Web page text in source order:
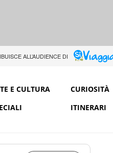
ALL’AUDIENCE DI
E CULTURA CURIOSITÀ
ITINERARI